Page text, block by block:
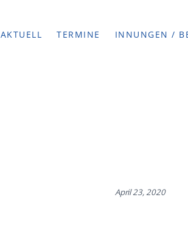
AKTUELL TERMINE INNUNGEN /
April 23, 2020